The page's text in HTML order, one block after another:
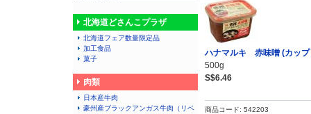
北海道どさんこプラザ
北海道フェア数量限定品
加工食品
菓子
肉類
日本産牛肉
豪州産ブラックアンガス牛肉（リベ
ハナマルキ 赤味噌 (カップ
500g
S$6.46
商品コード: 542203